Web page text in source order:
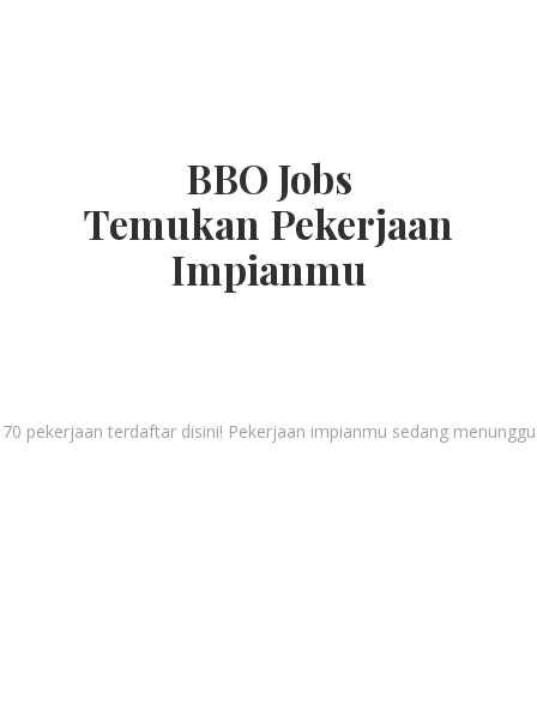
BBO Jobs
Temukan Pekerjaan
Impianmu
70 pekerjaan terdaftar disini! Pekerjaan impianmu sedang menunggu